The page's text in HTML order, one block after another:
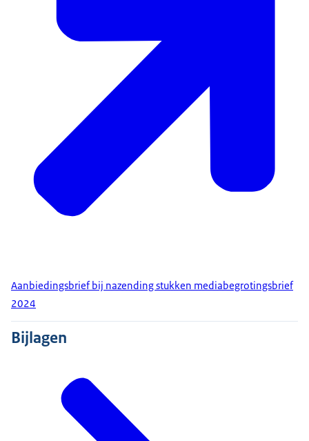
Aanbiedingsbrief bij nazending stukken mediabegrotingsbrief
2024
Bijlagen